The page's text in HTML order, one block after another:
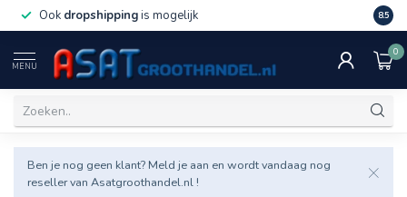
Ook dropshippingis mogelijk Veel
8.5
MENU
0
Ben je nog geen klant? Meld je aan en wordt vandaag nog
reseller van Asatgroothandel.nl !